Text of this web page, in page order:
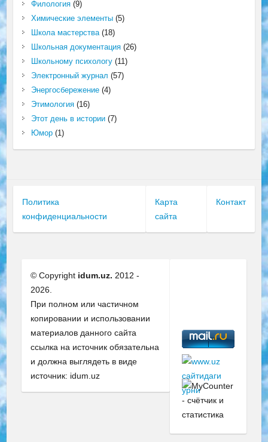
Филология(9)
Химические элементы(5)
Школа мастерства(18)
Школьная документация(26)
Школьному психологу(11)
Электронный журнал (57)
Энергосбережение(4)
Этимология(16)
Этот день в истории(7)
Юмор(1)
Политика
конфиденциальности
Карта
сайта
Контакт
© Copyright idum.uz. 2012 -
2026.
При полном или частичном
копировании и использовании
материалов данного сайта
ссылка на источник обязательна
и должна выглядеть в виде
источник: idum.uz